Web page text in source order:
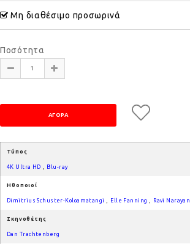
Μη διαθέσιμο προσωρινά
Ποσότητα
Τύπος
4K Ultra HD Blu-ray
Ηθοποιοί
Dimitrius Schuster-Koloamatangi Elle Fanning Ravi Narayan
Σκηνοθέτης
Dan Trachtenberg